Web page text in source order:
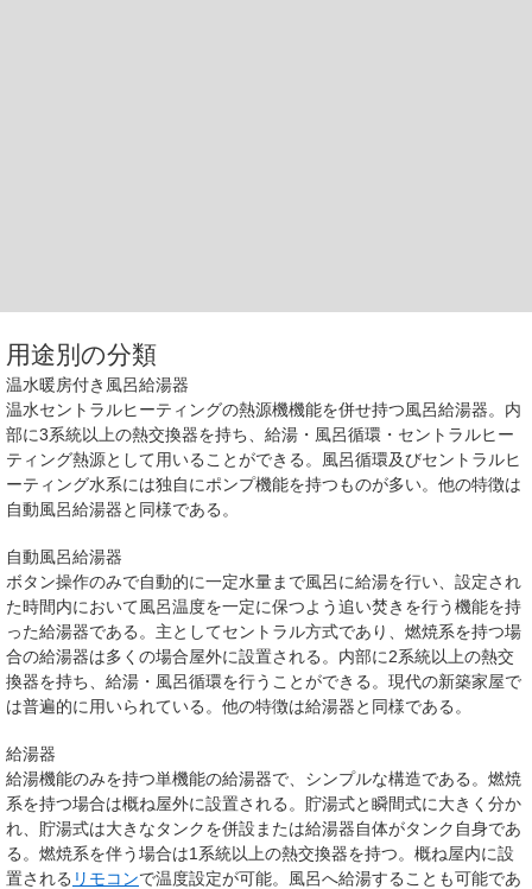
用途別の分類
温水暖房付き風呂給湯器
温水セントラルヒーティングの熱源機機能を併せ持つ風呂給湯器。内
部に3系統以上の熱交換器を持ち、給湯・風呂循環・セントラルヒー
ティング熱源として用いることができる。風呂循環及びセントラルヒ
ーティング水系には独自にポンプ機能を持つものが多い。他の特徴は
自動風呂給湯器と同様である。
自動風呂給湯器
ボタン操作のみで自動的に一定水量まで風呂に給湯を行い、設定され
た時間内において風呂温度を一定に保つよう追い焚きを行う機能を持
った給湯器である。主としてセントラル方式であり、燃焼系を持つ場
合の給湯器は多くの場合屋外に設置される。内部に2系統以上の熱交
換器を持ち、給湯・風呂循環を行うことができる。現代の新築家屋で
は普遍的に用いられている。他の特徴は給湯器と同様である。
給湯器
給湯機能のみを持つ単機能の給湯器で、シンプルな構造である。燃焼
系を持つ場合は概ね屋外に設置される。貯湯式と瞬間式に大きく分か
れ、貯湯式は大きなタンクを併設または給湯器自体がタンク自身であ
る。燃焼系を伴う場合は1系統以上の熱交換器を持つ。概ね屋内に設
置される リモコンで温度設定が可能。風呂へ給湯することも可能であ